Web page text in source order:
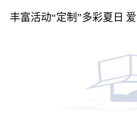
丰富活动“定制”多彩夏日